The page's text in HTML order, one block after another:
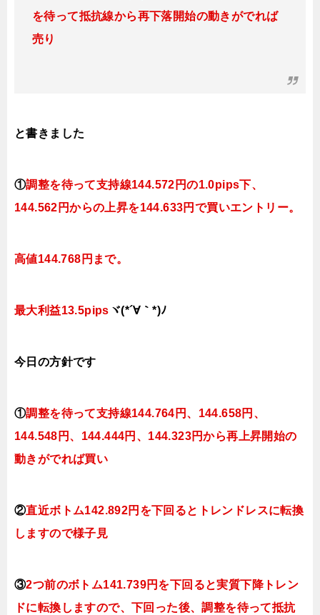
を待って抵抗線から再下落開始の動きがでれば
売り
と書きました
①調整を待って支持線144.572 円の1.0pips下、
144.562円からの上昇を144.633円で買いエントリー。
高値144.768円まで。
最大利益13.5pips ヾ(*´∀｀*)ﾉ
今日 の方針です
①調整を待って支持線144.764 円、144.658円 、
144.548円、144.444円、144.323円から再上昇開始の
動きがでれば買い
②直近ボトム142.892円を下回るとトレンドレスに転換
しますので様子見
③2つ前のボトム141.739円を下回ると実質下降トレン
ドに転換 しますので、下回った後、調整を待って抵抗